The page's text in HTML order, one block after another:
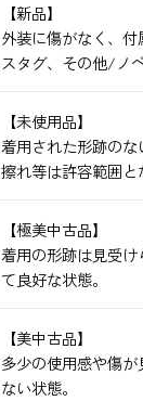
【新品】
外装に傷がなく、
スタグ、その他/ノ
【未使用品】
着用された形跡の
擦れ等は許容範囲と
【極美中古品】
着用の形跡は見受
て良好な状態。
【美中古品】
多少の使用感や傷
ない状態。